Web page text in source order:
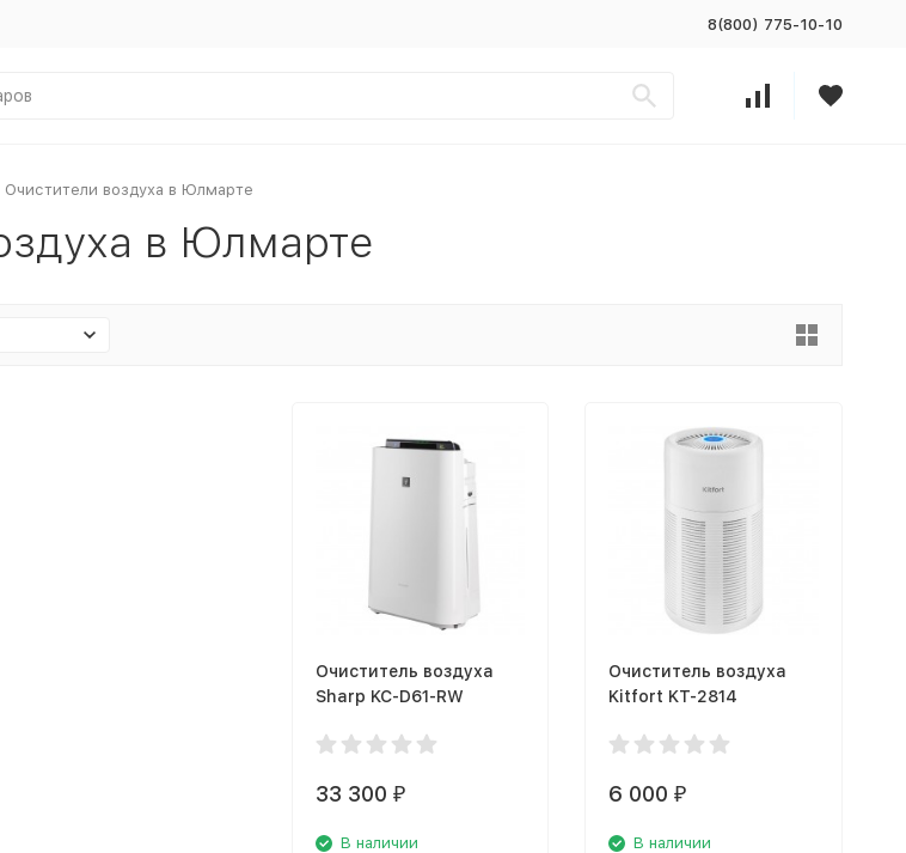
8(800) 775-10-10
Очистители воздуха в Юлмарте
в Юлмарте
Очиститель воздуха
Sharp KC-D61-RW
33 300 ₽
В наличии
Очиститель воздуха
Kitfort KT-2814
6 000₽
В наличии